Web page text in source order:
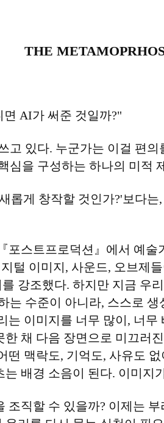
THE
AI가 써준 것일까?"
고 있다. 누군가는 이걸 편
심을 구성하는 하나의 미적
롭게 창작할 것인가?'보다
포스트프로덕션』에서 예
털 이미지, 사운드, 오브제
강조했다. 하지만 지금 우
는 수준이 아니라, 스스로
는 이미지를 너무 많이, 너
채 다음 장면으로 미끄러
떤 맥락도, 기억도, 사유도
배경 소음이 된다. 이미지
조직할 수 있을까? 이제는